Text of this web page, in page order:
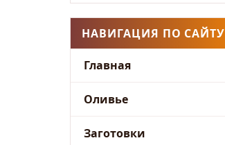
НАВИГАЦИЯ ПО САЙТУ
Главная
Оливье
Заготовки